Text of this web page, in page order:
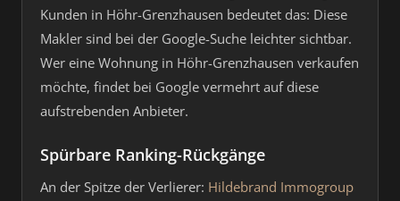
Kunden in Höhr-Grenzhausen bedeutet das: Diese
Makler sind bei der Google-Suche leichter sichtbar.
Wer eine Wohnung in Höhr-Grenzhausen verkaufen
möchte, findet bei Google vermehrt auf diese
aufstrebenden Anbieter.
Spürbare Ranking-Rückgänge
An der Spitze der Verlierer: Hildebrand Immogroup